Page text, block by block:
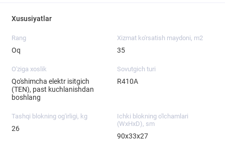
Xususiyatlar
Rang
Oq
Xizmat ko'rsatish maydoni, m2
35
O'ziga xoslik
Qo'shimcha elektr isitgich
(TEN), past kuchlanishdan
boshlang
Sovutgich turi
R410A
Tashqi blokning og'irligi, kg
26
Ichki blokning o'lchamlari
(WxHxD), sm
90х33х27